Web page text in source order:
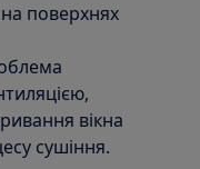
поверхнях
вікна
сушіння.